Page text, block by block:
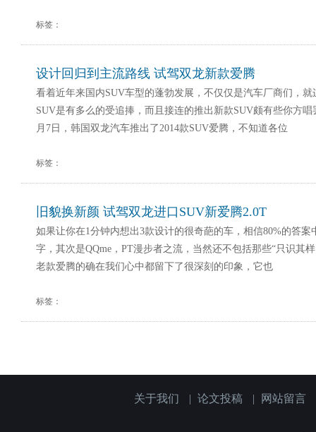
标签：
设计回归到主流路线 试驾双龙新款爱腾
看着近年来国内SUV车型的蓬勃发展，不仅仅是汽车厂商们，
SUV是有多么的受追捧，而且接连的推出新款SUV颇有些你方
月7日，韩国双龙汽车推出了2014款SUV爱腾，不知道各位
标签：
旧貌换新颜 试驾双龙进口SUV新爱腾2.0T
如果让你在1分钟内想出3款设计的很奇葩的车，相信80%的答案
字，其次是QQme，PT漫步者之流，当然还不包括那些“只识其
老款爱腾的确在我们心中都留下了很深刻的印象，它也
标签：
关于我们 | 论文投稿 | 网站留言